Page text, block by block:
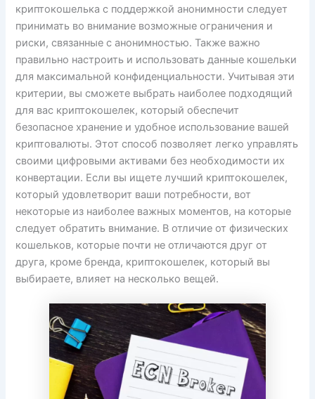
криптокошелька с поддержкой анонимности следует
принимать во внимание возможные ограничения и
риски, связанные с анонимностью. Также важно
правильно настроить и использовать данные кошельки
для максимальной конфиденциальности. Учитывая эти
критерии, вы сможете выбрать наиболее подходящий
для вас криптокошелек, который обеспечит
безопасное хранение и удобное использование вашей
криптовалюты. Этот способ позволяет легко управлять
своими цифровыми активами без необходимости их
конвертации. Если вы ищете лучший криптокошелек,
который удовлетворит ваши потребности, вот
некоторые из наиболее важных моментов, на которые
следует обратить внимание. В отличие от физических
кошельков, которые почти не отличаются друг от
друга, кроме бренда, криптокошелек, который вы
выбираете, влияет на несколько вещей.